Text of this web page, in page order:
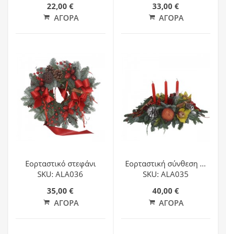
22,00 €
ΑΓΟΡΆ
33,00 €
ΑΓΟΡΆ
Εορταστικό στεφάνι
SKU: ALA036
35,00 €
ΑΓΟΡΆ
Εορταστική σύνθεση ...
SKU: ALA035
40,00 €
ΑΓΟΡΆ